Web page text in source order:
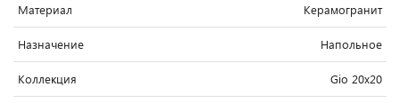
Материал Керамогранит
Назначение Напольное
Коллекция Gio 20x20